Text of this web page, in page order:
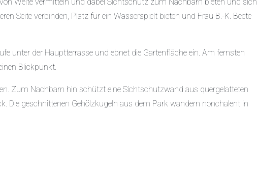
Seite verbinden, Platz für ein Wasserspielt bieten und Frau B.-K. Beete
unter der Hauptterrasse und ebnet die Gartenfläche ein. Am fernsten
Blickpunkt.
Zum Nachbarn hin schützt eine Sichtschutzwand aus quergelatteten
Die geschnittenen Gehölzkugeln aus dem Park wandern nonchalent in